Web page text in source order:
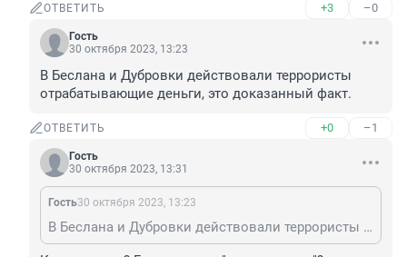
ОТВЕТИТЬ +3 –0
Гость
30 октября 2023, 13:23
В Беслана и Дубровки действовали террористы
отрабатывающие деньги, это доказанный факт.
ОТВЕТИТЬ +0 –1
Гость
30 октября 2023, 13:31
Гость30 октября 2023, 13:23
В Беслана и Дубровки действовали террористы отрабатывающие деньги, это доказанный факт.